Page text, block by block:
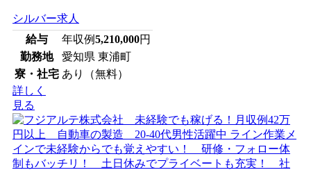
シルバー求人
給与
年収例5,210,000円
勤務地
愛知県 東浦町
寮・社宅 あり（無料）
詳しく
見る